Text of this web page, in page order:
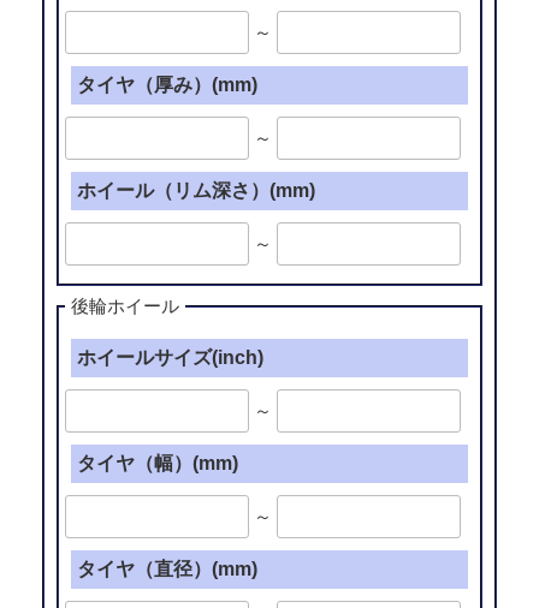
～
タイヤ（厚み）(mm)
～
ホイール（リム深さ）(mm)
～
後輪ホイール
ホイールサイズ(inch)
～
タイヤ（幅）(mm)
～
タイヤ（直径）(mm)